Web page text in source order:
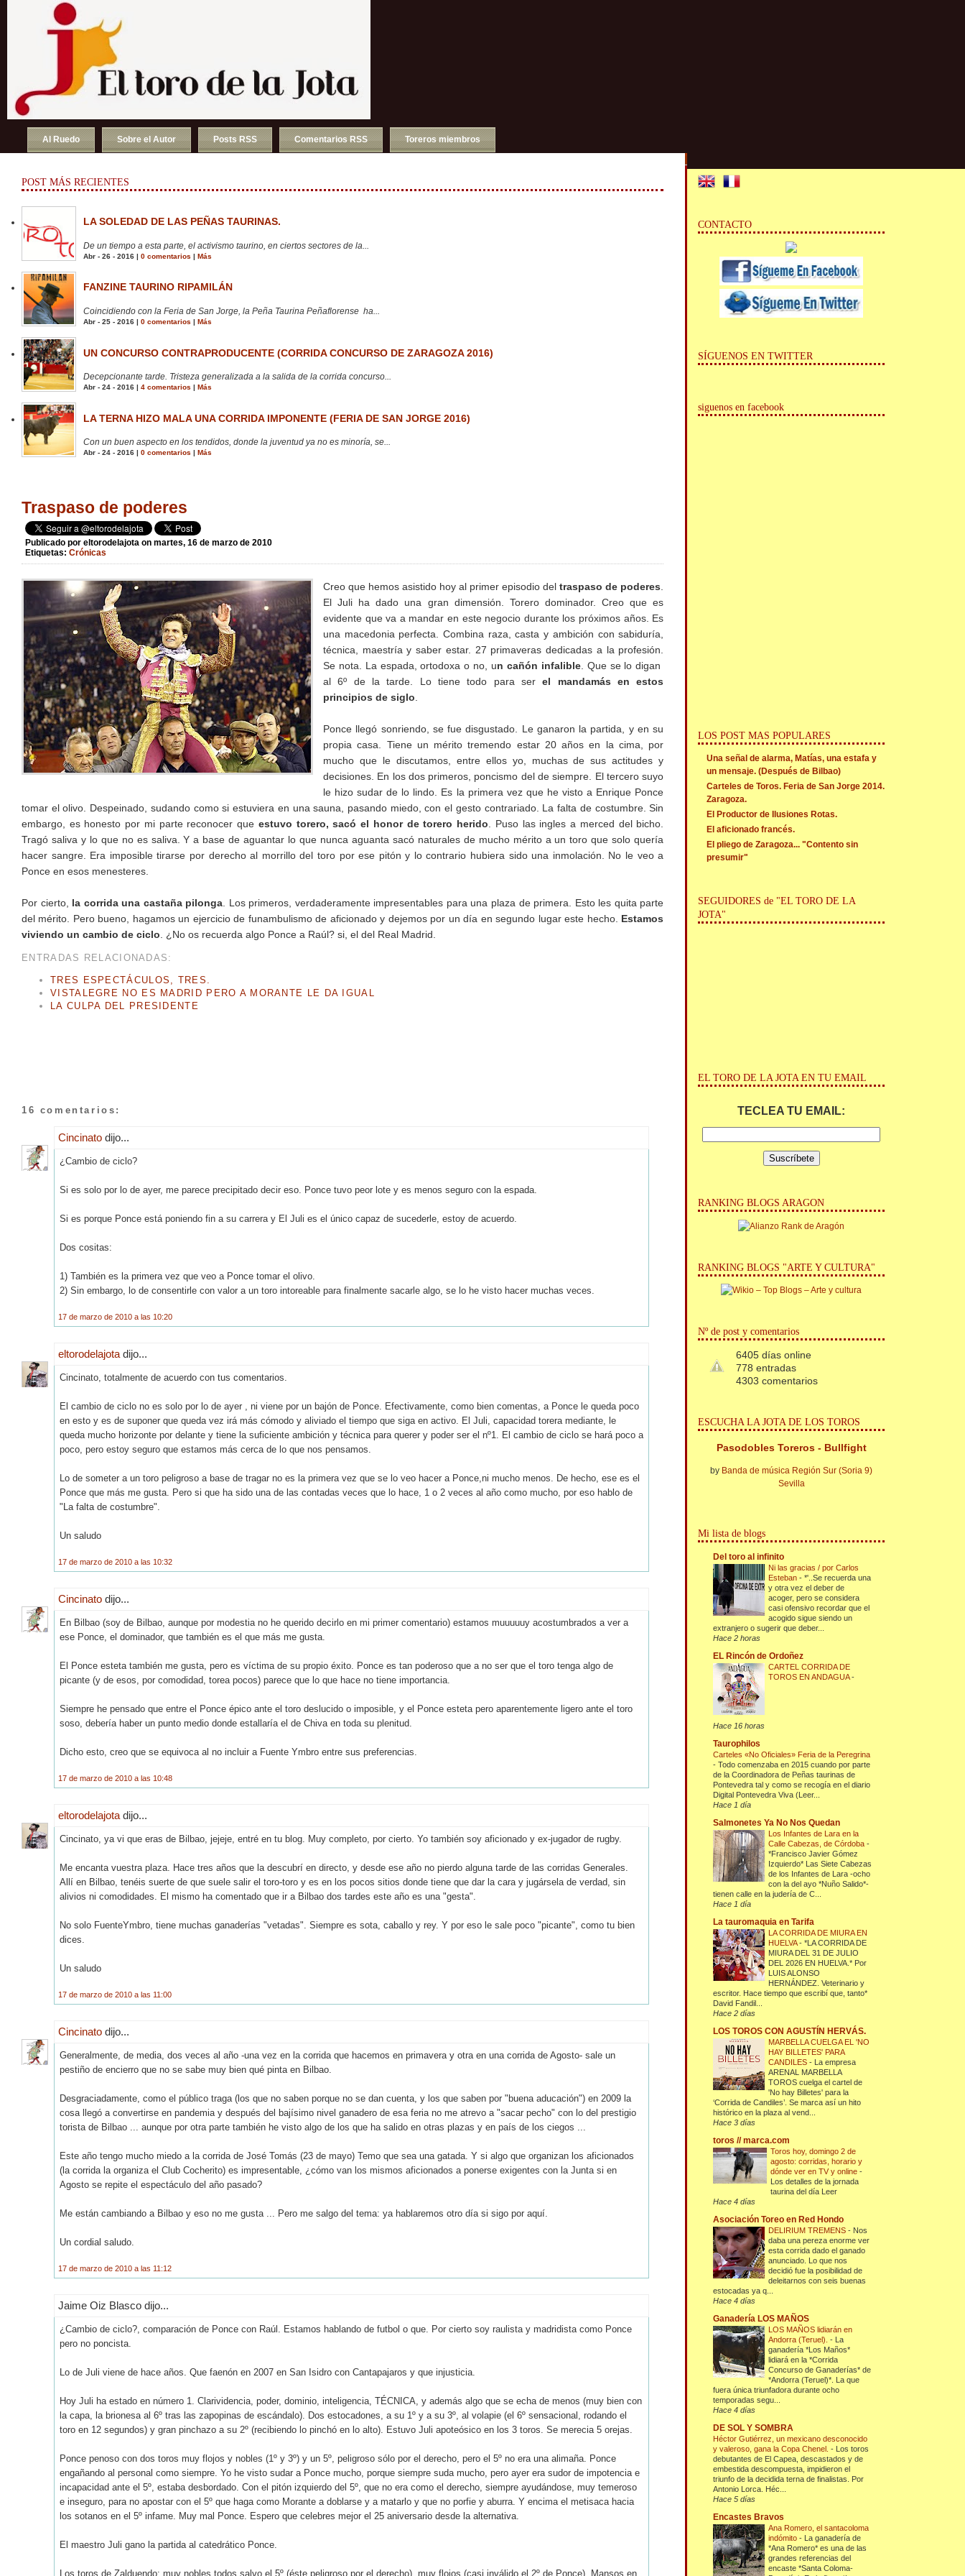
Al Ruedo Sobre el Autor Posts RSS Comentarios RSS Toreros miembros
POST MÁS RECIENTES
LA SOLEDAD DE LAS PEÑAS TAURINAS.
De un tiempo a esta parte, el activismo taurino, en ciertos sectores de la...
Abr - 26 - 2016 | 0 comentarios | Más
FANZINE TAURINO RIPAMILÁN
Coincidiendo con la Feria de San Jorge, la Peña Taurina Peñaflorense ha...
Abr - 25 - 2016 | 0 comentarios | Más
UN CONCURSO CONTRAPRODUCENTE (CORRIDA CONCURSO DE ZARAGOZA 2016)
Decepcionante tarde. Tristeza generalizada a la salida de la corrida concurso...
Abr - 24 - 2016 | 4 comentarios | Más
LA TERNA HIZO MALA UNA CORRIDA IMPONENTE (FERIA DE SAN JORGE 2016)
Con un buen aspecto en los tendidos, donde la juventud ya no es minoría, se...
Abr - 24 - 2016 | 0 comentarios Más
Traspaso de poderes
Publicado por eltorodelajota on martes, 16 de marzo de 2010
Etiquetas: Crónicas
Creo que hemos asistido hoy al primer episodio deltraspaso de poderes
El Juli ha dado una gran dimensión. Torero dominador. Creo que es
evidente que va a mandar en este negocio durante los próximos años. Es
una macedonia perfecta. Combina raza, casta y ambición con sabiduría,
técnica, maestría y saber estar. 27 primaveras dedicadas a la profesión.
Se nota. La espada, ortodoxa o no, un cañón infalible. Que se lo digan
al 6º de la tarde. Lo tiene todo para serel mandamás en estos
principios de siglo
Ponce llegó sonriendo, se fue disgustado. Le ganaron la partida, y en su
propia casa. Tiene un mérito tremendo estar 20 años en la cima, por
mucho que le discutamos, entre ellos yo, muchas de sus actitudes y
decisiones. En los dos primeros, poncismo del de siempre. El tercero suyo
le hizo sudar de lo lindo. Es la primera vez que he visto a Enrique Ponce
tomar el olivo. Despeinado, sudando como si estuviera en una sauna, pasando miedo, con el gesto contrariado. La falta de costumbre. Sin
embargo, es honesto por mi parte reconocer que estuvo torero, sacó el honor de torero herido . Puso las ingles a merced del bicho.
Tragó saliva y lo que no es saliva. Y a base de aguantar lo que nunca aguanta sacó naturales de mucho mérito a un toro que solo quería
hacer sangre. Era imposible tirarse por derecho al morrillo del toro por ese pitón y lo contrario hubiera sido una inmolación. No le veo a
Ponce en esos menesteres.
Por cierto, la corrida una castaña pilonga . Los primeros, verdaderamente impresentables para una plaza de primera. Esto les quita parte
del mérito. Pero bueno, hagamos un ejercicio de funambulismo de aficionado y dejemos por un día en segundo lugar este hecho. Estamos
viviendo un cambio de ciclo . ¿No os recuerda algo Ponce a Raúl? si, el del Real Madrid.
ENTRADAS RELACIONADAS:
TRES ESPECTÁCULOS, TRES.
VISTALEGRE NO ES MADRID PERO A MORANTE LE DA IGUAL
LA CULPA DEL PRESIDENTE
16 comentarios:
Cincinato dijo...
¿Cambio de ciclo?
Si es solo por lo de ayer, me parece precipitado decir eso. Ponce tuvo peor lote y es menos seguro con la espada.
Si es porque Ponce está poniendo fin a su carrera y El Juli es el único capaz de sucederle, estoy de acuerdo.
Dos cositas:
1) También es la primera vez que veo a Ponce tomar el olivo.
2) Sin embargo, lo de consentirle con valor a un toro intoreable para finalmente sacarle algo, se lo he visto hacer muchas veces.
17 de marzo de 2010 a las 10:20
eltorodelajota dijo...
Cincinato, totalmente de acuerdo con tus comentarios.
El cambio de ciclo no es solo por lo de ayer , ni viene por un bajón de Ponce. Efectivamente, como bien comentas, a Ponce le queda poco
en esto y es de suponer que queda vez irá más cómodo y aliviado el tiempo que siga en activo. El Juli, capacidad torera mediante, le
queda mucho horizonte por delante y tiene la suficiente ambición y técnica para querer y poder ser el nº1. El cambio de ciclo se hará poco a
poco, pero estoy seguro que estamos más cerca de lo que nos pensamos.
Lo de someter a un toro peligroso a base de tragar no es la primera vez que se lo veo hacer a Ponce,ni mucho menos. De hecho, ese es el
Ponce que más me gusta. Pero si que ha sido una de las contadas veces que lo hace, 1 o 2 veces al año como mucho, por eso hablo de
"La falta de costumbre".
Un saludo
17 de marzo de 2010 a las 10:32
Cincinato dijo...
En Bilbao (soy de Bilbao, aunque por modestia no he querido decirlo en mi primer comentario) estamos muuuuuy acostumbrados a ver a
ese Ponce, el dominador, que también es el que más me gusta.
El Ponce esteta también me gusta, pero es víctima de su propio éxito. Ponce es tan poderoso que a no ser que el toro tenga algo de
picante (y de esos, por comodidad, torea pocos) parece que lo que hace no tiene importancia.
Siempre he pensado que entre el Ponce épico ante el toro deslucido o imposible, y el Ponce esteta pero aparentemente ligero ante el toro
soso, debería haber un punto medio donde estallaría el de Chiva en toda su plenitud.
Dicho esto, creo que se equivoca al no incluir a Fuente Ymbro entre sus preferencias.
17 de marzo de 2010 a las 10:48
eltorodelajota dijo...
Cincinato, ya vi que eras de Bilbao, jejeje, entré en tu blog. Muy completo, por cierto. Yo también soy aficionado y ex-jugador de rugby.
Me encanta vuestra plaza. Hace tres años que la descubrí en directo, y desde ese año no pierdo alguna tarde de las corridas Generales.
Allí en Bilbao, tenéis suerte de que suele salir el toro-toro y es en los pocos sitios donde tiene que dar la cara y jugársela de verdad, sin
alivios ni comodidades. El mismo ha comentado que ir a Bilbao dos tardes este año es una "gesta".
No solo FuenteYmbro, tiene muchas ganaderías "vetadas". Siempre es sota, caballo y rey. Y por eso le sale poco "picante", como tu bien
dices.
Un saludo
17 de marzo de 2010 a las 11:00
Cincinato dijo...
Generalmente, de media, dos veces al año -una vez en la corrida que hacemos en primavera y otra en una corrida de Agosto- sale un
pestiño de encierro que no se sabe muy bien qué pinta en Bilbao.
Desgraciadamente, como el público traga (los que no saben porque no se dan cuenta, y los que saben por "buena aducación") en 2009 la
cosa llegó a convertirse en pandemia y después del bajísimo nivel ganadero de esa feria no me atrevo a "sacar pecho" con lo del prestigio
torista de Bilbao ... aunque por otra parte también he visto algo de los que ha salido en otras plazas y en país de los ciegos ...
Este año tengo mucho miedo a la corrida de José Tomás (23 de mayo) Temo que sea una gatada. Y si algo que organizan los aficionados
(la corrida la organiza el Club Cocherito) es impresentable, ¿cómo van los mismos aficionados a ponerse exigentes con la Junta si en
Agosto se repite el espectáculo del año pasado?
Me están cambiando a Bilbao y eso no me gusta ... Pero me salgo del tema: ya hablaremos otro día si sigo por aquí.
Un cordial saludo.
17 de marzo de 2010 a las 11:12
Jaime Oiz Blasco dijo...
¿Cambio de ciclo?, comparación de Ponce con Raúl. Estamos hablando de futbol o que. Por cierto soy raulista y madridista como Ponce
pero no poncista.
Lo de Juli viene de hace años. Que faenón en 2007 en San Isidro con Cantapajaros y que injusticia.
Hoy Juli ha estado en número 1. Clarividencia, poder, dominio, inteligencia, TÉCNICA, y además algo que se echa de menos (muy bien con
la capa, la brionesa al 6º tras las zapopinas de escándalo). Dos estocadones, a su 1º y a su 3º, al volapie (el 6º sensacional, rodando el
toro en 12 segundos) y gran pinchazo a su 2º (recibiendo lo pinchó en lo alto). Estuvo Juli apoteósico en los 3 toros. Se merecia 5 orejas.
Ponce penoso con dos toros muy flojos y nobles (1º y 3º) y un 5º, peligroso sólo por el derecho, pero el 5º no era una alimaña. Ponce
engañando al personal como siempre. Yo he visto sudar a Ponce mucho, porque siempre suda mucho, pero ayer era sudor de impotencia e
incapacidad ante el 5º, estaba desbordado. Con el pitón izquierdo del 5º, que no era como el derecho, siempre ayudándose, muy temeroso
e inseguro, para no apostar con el 5º que haga como Morante a doblarse y a matarlo y que no porfie y aburra. Y encima el metisaca hacia
los sotanos en el 5º infame. Muy mal Ponce. Espero que celebres mejor el 25 aniversario desde la alternativa.
El maestro Juli gano la partida al catedrático Ponce.
Los toros de Zalduendo: muy nobles todos salvo el 5º (éste peligroso por el derecho), muy flojos (casi inválido el 2º de Ponce). Mansos en
CONTACTO
SÍGUENOS EN TWITTER
siguenos en facebook
LOS POST MAS POPULARES
Una señal de alarma, Matías, una estafa y
un mensaje. (Después de Bilbao)
Carteles de Toros. Feria de San Jorge 2014.
Zaragoza.
El Productor de Ilusiones Rotas.
El aficionado francés.
El pliego de Zaragoza... "Contento sin
presumir"
SEGUIDORES de "EL TORO DE LA
JOTA"
EL TORO DE LA JOTA EN TU EMAIL
TECLEA TU EMAIL:
RANKING BLOGS ARAGON
RANKING BLOGS "ARTE Y CULTURA"
Nº de post y comentarios
6405 días online
778 entradas
4303 comentarios
ESCUCHA LA JOTA DE LOS TOROS
Pasodobles Toreros - Bullfight
by Banda de música Región Sur (Soria 9)
Sevilla
Mi lista de blogs
Del toro al infinito
Ni las gracias / por Carlos
Esteban-*'..Se recuerda una
y otra vez el deber de
acoger, pero se considera
casi ofensivo recordar que el
acogido sigue siendo un
extranjero o sugerir que deber...
Hace 2 horas
EL Rincón de Ordoñez
CARTEL CORRIDA DE
TOROS EN ANDAGUA-
Hace 16 horas
Taurophilos
Carteles «No Oficiales» Feria de la Peregrina
-Todo comenzaba en 2015 cuando por parte
de la Coordinadora de Peñas taurinas de
Pontevedra tal y como se recogía en el diario
Digital Pontevedra Viva (Leer...
Hace 1 día
Salmonetes Ya No Nos Quedan
Los Infantes de Lara en la
Calle Cabezas, de Córdoba-
*Francisco Javier Gómez
Izquierdo* Las Siete Cabezas
de los Infantes de Lara -ocho
con la del ayo *Nuño Salido*-
tienen calle en la judería de C...
Hace 1 día
La tauromaquia en Tarifa
LA CORRIDA DE MIURA EN
HUELVA-*LA CORRIDA DE
MIURA DEL 31 DE JULIO
DEL 2026 EN HUELVA.* Por
LUIS ALONSO
HERNÁNDEZ. Veterinario y
escritor. Hace tiempo que escribí que, tanto*
David Fandil...
Hace 2 días
LOS TOROS CON AGUSTÍN HERVÁS.
MARBELLA CUELGA EL 'NO
HAY BILLETES' PARA
CANDILES- La empresa
ARENAL MARBELLA
TOROS cuelga el cartel de
'No hay Billetes' para la
‘Corrida de Candiles’. Se marca así un hito
histórico en la plaza al vend...
Hace 3 días
toros // marca.com
Toros hoy, domingo 2 de
agosto: corridas, horario y
dónde ver en TV y online-
Los detalles de la jornada
taurina del día Leer
Hace 4 días
Asociación Toreo en Red Hondo
DELIRIUM TREMENS- Nos
daba una pereza enorme ver
esta corrida dado el ganado
anunciado. Lo que nos
decidió fue la posibilidad de
deleitarnos con seis buenas
estocadas ya q...
Hace 4 días
Ganadería LOS MAÑOS
LOS MAÑOS lidiarán en
Andorra (Teruel).- La
ganadería *Los Maños*
lidiará en la *Corrida
Concurso de Ganaderías* de
*Andorra (Teruel)*. La que
fuera única triunfadora durante ocho
temporadas segu...
Hace 4 días
DE SOL Y SOMBRA
Héctor Gutiérrez, un mexicano desconocido
y valeroso, gana la Copa Chenel.- Los toros
debutantes de El Capea, descastados y de
embestida descompuesta, impidieron el
triunfo de la decidida terna de finalistas. Por
Antonio Lorca. Héc...
Hace 5 días
Encastes Bravos
Ana Romero, el santacoloma
indómito- La ganadería de
*Ana Romero* es una de las
grandes referencias del
encaste *Santa Coloma-